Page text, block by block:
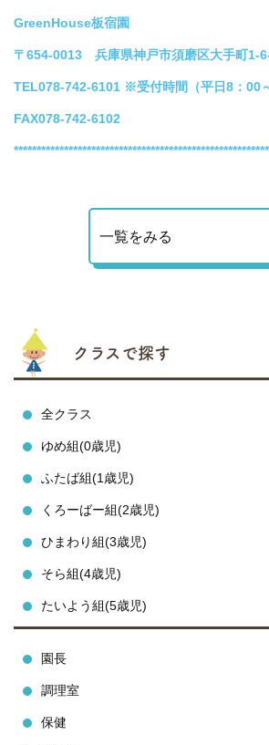
クラスで探す
全クラス
ゆめ組(0歳児)
ふたば組(1歳児)
くろーばー組(2歳児)
ひまわり組(3歳児)
そら組(4歳児)
たいよう組(5歳児)
園長
調理室
保健
GreenHouse板宿園
〒654-0013 兵庫県神戸市須磨区大手町1-
TEL078-742-6101 ※受付時間（平日8：00
FAX078-742-6102
一覧をみる